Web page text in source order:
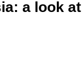
a look